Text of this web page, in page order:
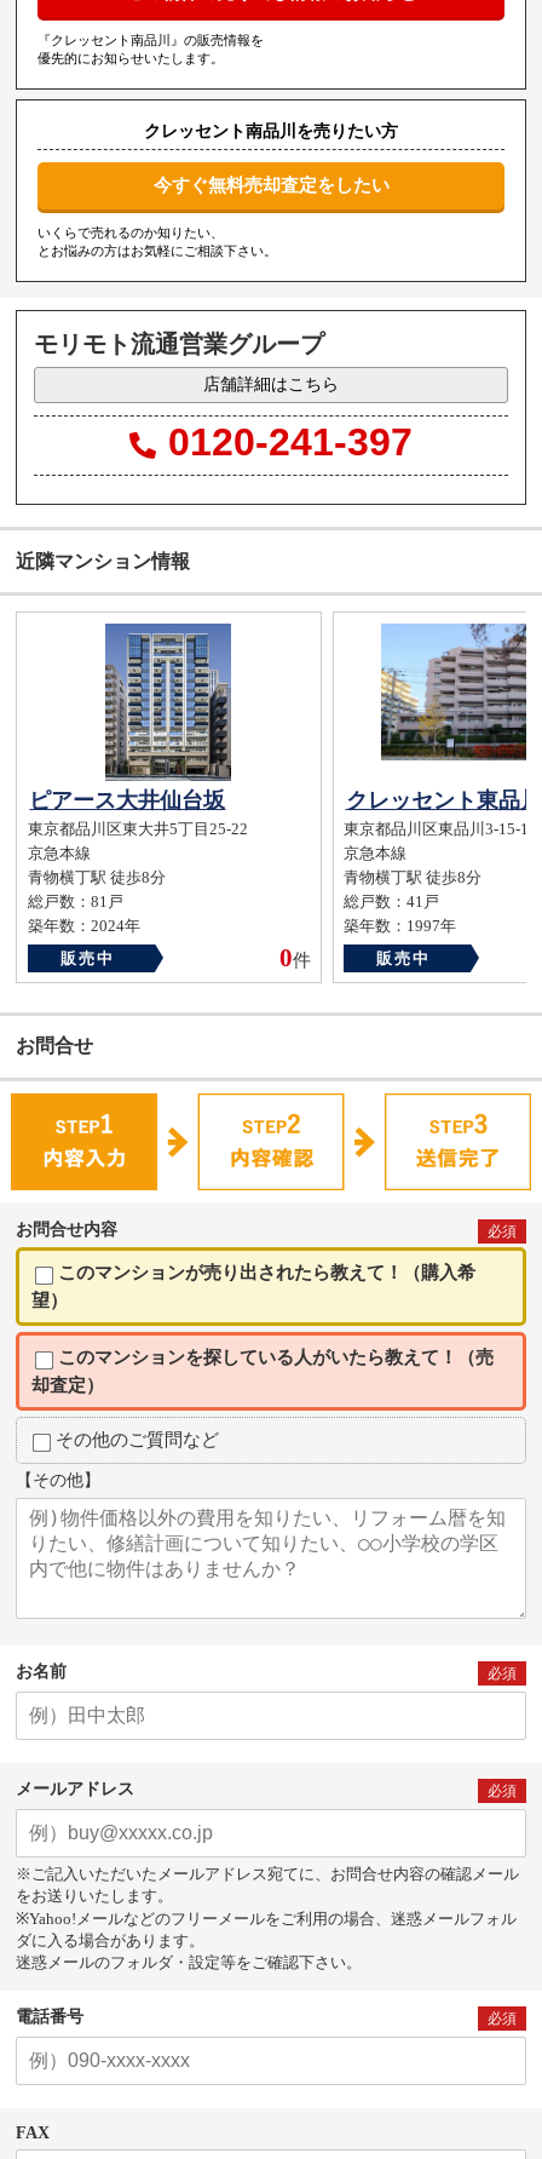
『クレッセント南品川』の販売情報を
優先的にお知らせいたします。
クレッセント南品川を売りたい方
今すぐ無料売却査定をしたい
いくらで売れるのか知りたい、
とお悩みの方はお気軽にご相談下さい。
モリモト流通営業グループ
店舗詳細はこちら
0120-241-397
近隣マンション情報
ピアース大井仙台坂
東京都品川区東大井5丁目25-22
京急本線
青物横丁駅 徒歩8分
総戸数：81戸
築年数：2024年
販売中
0件
クレッセント東品川
東京都品川区東品川3-15-14
京急本線
青物横丁駅 徒歩8分
総戸数：41戸
築年数：1997年
販売中
お問合せ
お問合せ内容 必須
このマンションが売り出されたら教えて！（購入希
望）
このマンションを探している人がいたら教えて！（売
却査定）
その他のご質問など
【その他】
お名前 必須
メールアドレス 必須
※ご記入いただいたメールアドレス宛てに、お問合せ内容の確認メール
をお送りいたします。
※Yahoo!メールなどのフリーメールをご利用の場合、迷惑メールフォル
ダに入る場合があります。
迷惑メールのフォルダ・設定等をご確認下さい。
電話番号 必須
FAX